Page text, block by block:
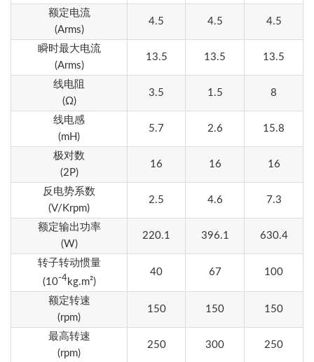
额定电流
(Arms)
4.5 4.5 4.5
瞬时最大电流
(Arms)
13.5 13.5 13.5
线电阻
(Ω)
3.5 1.5 8
线电感
(mH)
5.7 2.6 15.8
极对数
(2P)
16 16 16
反电势系数
(V/Krpm)
2.5 4.6 7.3
额定输出功率
(W)
220.1 396.1 630.4
转子转动惯量
(10-4kg.m²)
40 67 100
额定转速
(rpm)
150 150 150
最高转速
(rpm)
250 300 250